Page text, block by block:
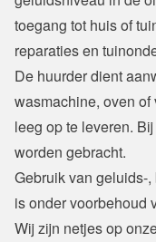
toegang tot huis of
reparaties en
De huurder dient
wasmachine, oven
leeg op te leveren.
worden gebracht.
Gebruik van geluids-
is onder voorbehoud
Wij zijn netjes op